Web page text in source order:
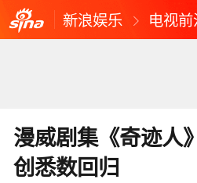
新浪娱乐 电视
漫威剧集《奇迹人
创悉数回归